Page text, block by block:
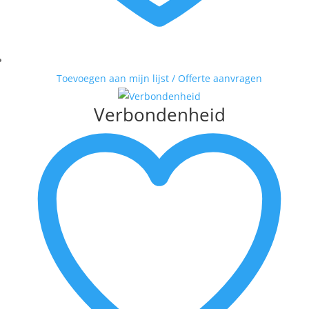
MATTIE SCHILDERS
PETER BASTIAANSEN
PETER MEIJER
RON VAN DE WERF
RONALD BOONACKER
S. PAULISSEN
SELWIN SENATORI
SJER JACOBS
SUSAN RUITER
THEO KOSTER
THEO ONNES
TINEKE ROIJMANS
Toevoegen aan mijn lijst / Offerte aanvragen
Verbondenheid